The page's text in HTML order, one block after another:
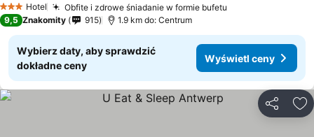
3 Kategoria
Hotel Obfite i zdrowe śniadanie w formie bufetu
9,5 Znakomity 915 1.9 km do: Centrum
Wybierz daty, aby sprawdzić
dokładne ceny
Wyświetl ceny